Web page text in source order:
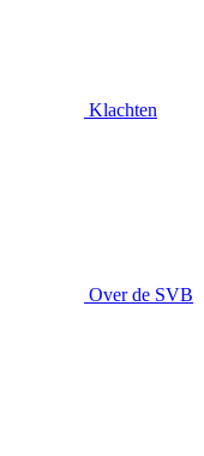
Klachten
Over de SVB